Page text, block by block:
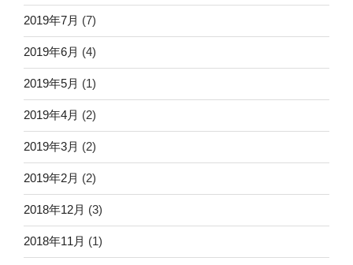
2019年7月 (7)
2019年6月 (4)
2019年5月 (1)
2019年4月 (2)
2019年3月 (2)
2019年2月 (2)
2018年12月 (3)
2018年11月 (1)